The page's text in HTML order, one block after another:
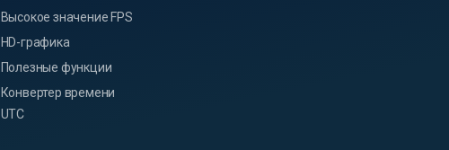
Высокое значение FPS
HD-графика
Полезные функции
Конвертер времени
UTC